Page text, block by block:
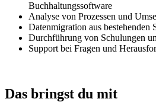
Buchhaltungssoftware
Analyse von Prozessen und
Datenmigration aus bestehenden
Durchführung von Schulungen
Support bei Fragen und
Das bringst du mit